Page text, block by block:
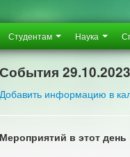
Студентам Наука
События 29.10.2023
Добавить информацию в
Мероприятий в этот день